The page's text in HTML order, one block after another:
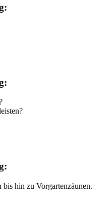
hin zu Vorgartenzäunen.